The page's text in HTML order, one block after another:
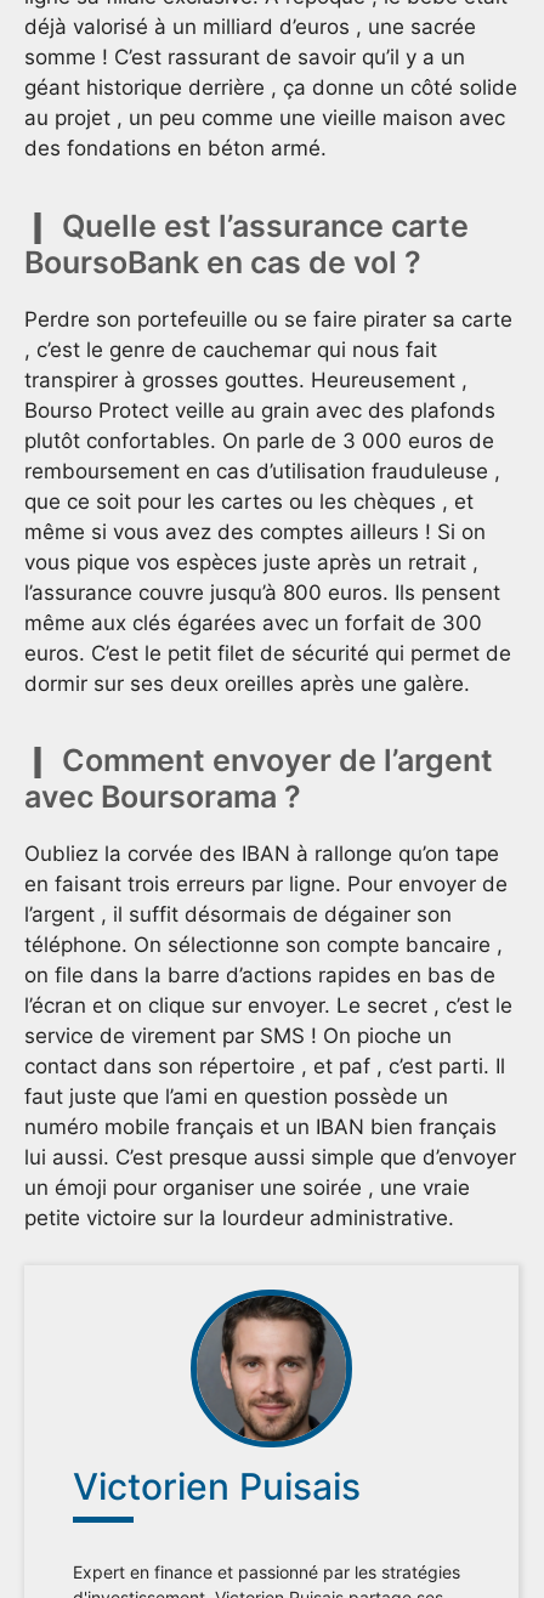
déjà valorisé à un milliard d’euros , une sacrée
somme ! C’est rassurant de savoir qu’il y a un
géant historique derrière , ça donne un côté solide
au projet , un peu comme une vieille maison avec
des fondations en béton armé.
Quelle est l’assurance carte
BoursoBank en cas de vol ?
Perdre son portefeuille ou se faire pirater sa carte
, c’est le genre de cauchemar qui nous fait
transpirer à grosses gouttes. Heureusement ,
Bourso Protect veille au grain avec des plafonds
plutôt confortables. On parle de 3 000 euros de
remboursement en cas d’utilisation frauduleuse ,
que ce soit pour les cartes ou les chèques , et
même si vous avez des comptes ailleurs ! Si on
vous pique vos espèces juste après un retrait ,
l’assurance couvre jusqu’à 800 euros. Ils pensent
même aux clés égarées avec un forfait de 300
euros. C’est le petit filet de sécurité qui permet de
dormir sur ses deux oreilles après une galère.
Comment envoyer de l’argent
avec Boursorama ?
Oubliez la corvée des IBAN à rallonge qu’on tape
en faisant trois erreurs par ligne. Pour envoyer de
l’argent , il suffit désormais de dégainer son
téléphone. On sélectionne son compte bancaire ,
on file dans la barre d’actions rapides en bas de
l’écran et on clique sur envoyer. Le secret , c’est le
service de virement par SMS ! On pioche un
contact dans son répertoire , et paf , c’est parti. Il
faut juste que l’ami en question possède un
numéro mobile français et un IBAN bien français
lui aussi. C’est presque aussi simple que d’envoyer
un émoji pour organiser une soirée , une vraie
petite victoire sur la lourdeur administrative.
Victorien Puisais
Expert en finance et passionné par les stratégies